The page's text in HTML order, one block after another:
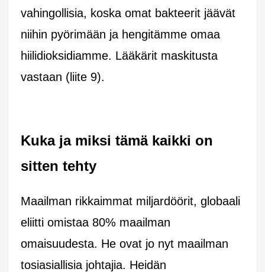
vahingollisia, koska omat bakteerit jäävät
niihin pyörimään ja hengitämme omaa
hiilidioksidiamme. Lääkärit maskitusta
vastaan (liite 9).
Kuka ja miksi tämä kaikki on
sitten tehty
Maailman rikkaimmat miljardöörit, globaali
eliitti omistaa 80% maailman
omaisuudesta. He ovat jo nyt maailman
tosiasiallisia johtajia. Heidän